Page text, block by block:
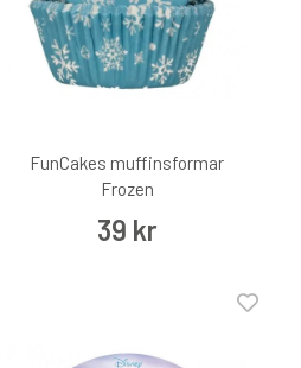
FunCakes muffinsformar
Frozen
39 kr